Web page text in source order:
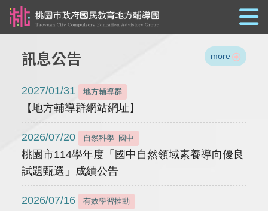
訊息公告 more
2027/01/31 地方輔導群
【地方輔導群網站網址】
2026/07/20 自然科學_國中
桃園市114學年度「國中自然領域素養導向優良
試題甄選」成績公告
2026/07/16 有效學習推動